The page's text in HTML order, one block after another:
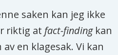
saken kan jeg ikke
riktig at fact-findingkan
en klagesak. Vi kan